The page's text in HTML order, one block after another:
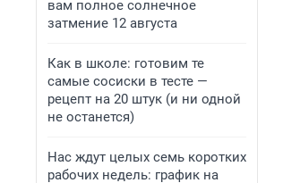
вам полное солнечное
затмение 12 августа
Как в школе: готовим те
самые сосиски в тесте —
рецепт на 20 штук (и ни одной
не останется)
Нас ждут целых семь коротких
рабочих недель: график на